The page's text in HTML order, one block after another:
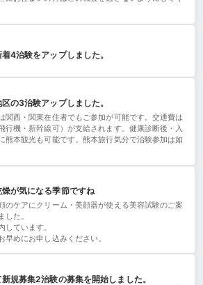
4治験をアップしました。
の3治験アップしました。
関西・関東在住者でもご参加が可能です。交通費は
行機・新幹線可）が支給されます。健康診断後・入
熊本観光も可能です。熊本旅行気分で治験参加は如
が気になる季節ですね
のケアにクリーム・美顔器が使える美容試験のご案
した。
しています。
早めにお申し込みください。
規募集2治験の募集を開始しました。